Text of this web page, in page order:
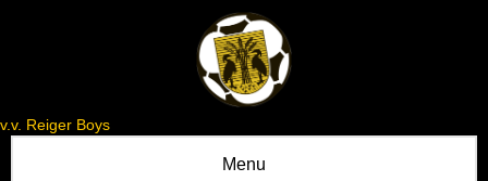
v.v. Reiger Boys
Menu